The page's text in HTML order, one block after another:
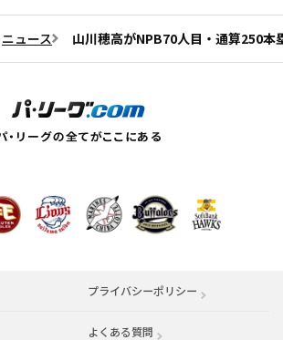
ニュース 山川穂高がNPB70人目・通算250
プライバシーポリシー
ウで開く） よくある質問